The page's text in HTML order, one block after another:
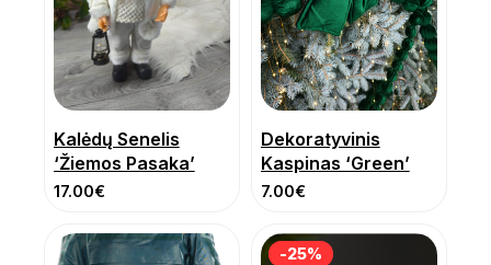
Kalėdų Senelis
‘Žiemos Pasaka’
17.00€
Dekoratyvinis
Kaspinas ‘Green’
7.00€
-25%
-25%